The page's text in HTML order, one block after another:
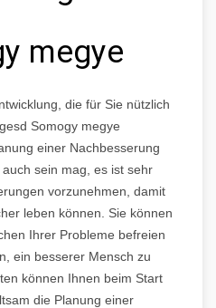
megye
die für Sie nützlich
Somogy megye
einer Nachbesserung
sein mag, es ist sehr
vorzunehmen, damit
leben können. Sie können
Ihrer Probleme befreien
ein besserer Mensch zu
können Ihnen beim Start
die Planung einer